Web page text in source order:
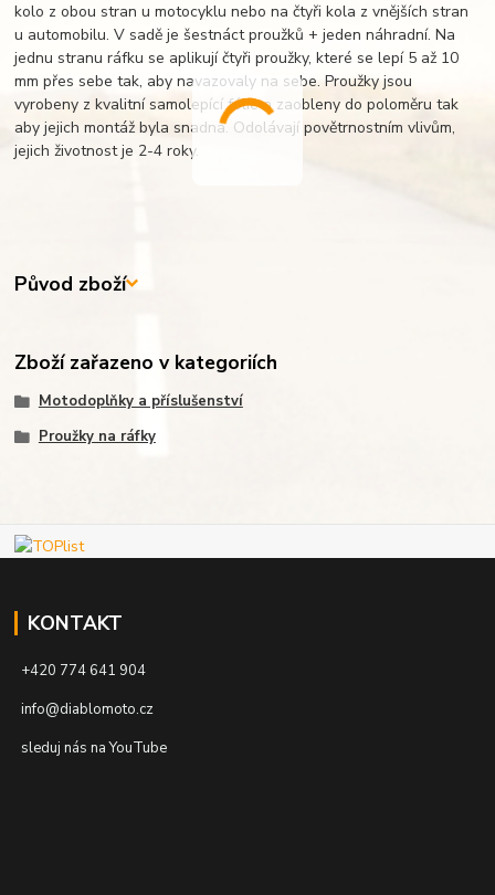
kolo z obou stran u motocyklu nebo na čtyři kola z vnějších stran
u automobilu. V sadě je šestnáct proužků + jeden náhradní. Na
jednu stranu ráfku se aplikují čtyři proužky, které se lepí 5 až 10
mm přes sebe tak, aby navazovaly na sebe. Proužky jsou
vyrobeny z kvalitní samolepící fólie a zaobleny do poloměru tak
aby jejich montáž byla snadná. Odolávají povětrnostním vlivům,
jejich životnost je 2-4 roky.
Původ zboží
Zboží zařazeno v kategoriích
Motodoplňky a příslušenství
Proužky na ráfky
KONTAKT
+420 774 641 904
info@diablomoto.cz
sleduj nás na YouTube